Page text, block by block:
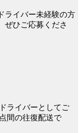
ライバー未経験の方
ぜひご応募くださ
ライバーとしてご
間の往復配送で